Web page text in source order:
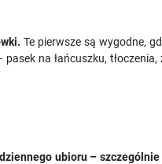
Te pierwsze są wygodne,
na łańcuszku, tłoczenia,
ubioru –